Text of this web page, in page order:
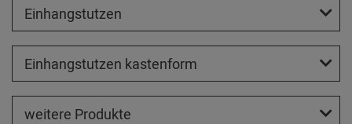
Einhangstutzen
Einhangstutzen kastenform
weitere Produkte